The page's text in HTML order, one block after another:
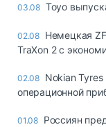
03.08 Toyo
02.08 Немецкая
TraXon 2 с
02.08 Nokian
операционной
01.08 Россиян